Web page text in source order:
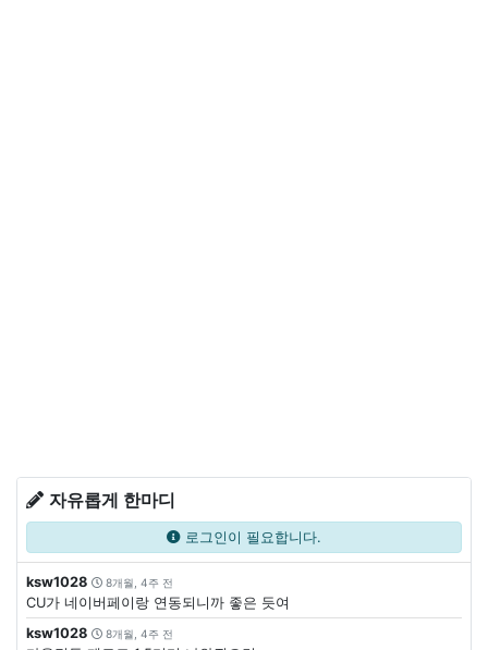
자유롭게 한마디
로그인이 필요합니다.
ksw1028 8개월, 4주 전
CU가 네이버페이랑 연동되니까 좋은 듯여
ksw1028
8개월, 4주 전